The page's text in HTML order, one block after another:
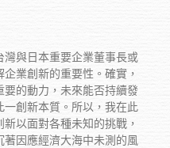
與日本重要企業董事長或
業創新的重要性。確實，
的動力，未來能否持續發
創新本質。所以，我在此
以面對各種未知的挑戰，
因應經濟大海中未測的風